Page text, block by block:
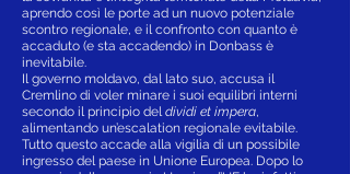
aprendo così le porte ad un nuovo potenziale
scontro regionale, e il confronto con quanto è
accaduto (e sta accadendo) in Donbass è
inevitabile.
Il governo moldavo, dal lato suo, accusa il
Cremlino di voler minare i suoi equilibri interni
secondo il principio deldividi et impera,
alimentando un’escalation regionale evitabile.
Tutto questo accade alla vigilia di un possibile
ingresso del paese in Unione Europea. Dopo lo